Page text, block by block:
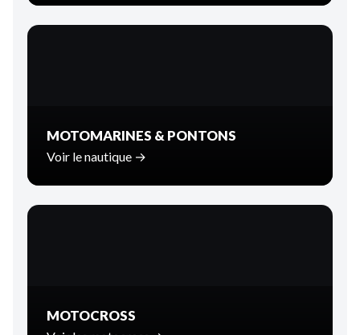
MOTOMARINES & PONTONS
Voir le nautique →
MOTOCROSS